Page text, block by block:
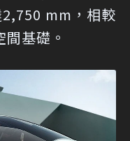
mm，相較
基礎。